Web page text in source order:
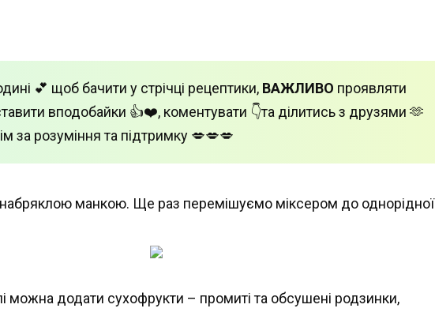
💕 щоб бачити у стрічці рецептики, ВАЖЛИВО проявляти
вподобайки 👍❤️, коментувати 👇та ділитись з друзями 🫶
за розуміння та підтримку 💋💋💋
манкою. Ще раз перемішуємо міксером до однорідної
можна додати сухофрукти – промиті та обсушені родзинки,